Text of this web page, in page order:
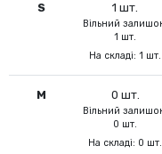
S 1 шт.
Вільний
1 шт.
На складі: 1 шт.
M 0 шт.
Вільний
0 шт.
На складі: 0 шт.